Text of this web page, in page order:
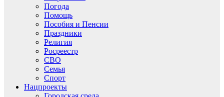
Погода
Помощь
Пособия и Пенсии
Праздники
Религия
Росреестр
СВО
Семья
Спорт
Нацпроекты